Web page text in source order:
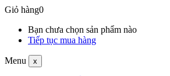
Giỏ hàng0
Bạn chưa chọn sản phẩm nào
Tiếp tục mua hàng
Menu x